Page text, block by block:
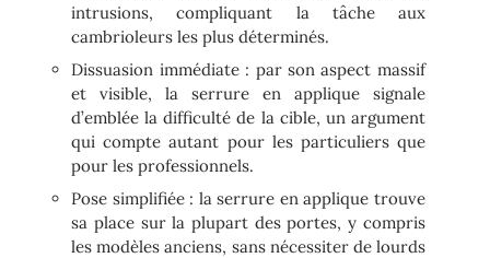
intrusions, compliquant la tâche aux
cambrioleurs les plus déterminés.
Dissuasion immédiate : par son aspect massif
et visible, la serrure en applique signale
d’emblée la difficulté de la cible, un argument
qui compte autant pour les particuliers que
pour les professionnels.
Pose simplifiée : la serrure en applique trouve
sa place sur la plupart des portes, y compris
les modèles anciens, sans nécessiter de lourds